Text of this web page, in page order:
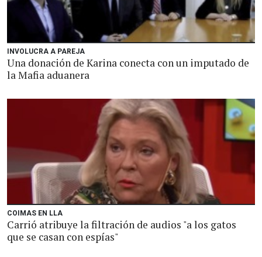
INVOLUCRA A PAREJA
Una donación de Karina conecta con un imputado de
la Mafia aduanera
COIMAS EN LLA
Carrió atribuye la filtración de audios "a los gatos
que se casan con espías"